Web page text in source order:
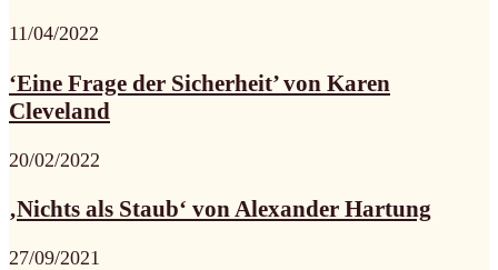
11/04/2022
‘Eine Frage der Sicherheit’ von Karen
Cleveland
20/02/2022
‚Nichts als Staub‘ von Alexander Hartung
27/09/2021